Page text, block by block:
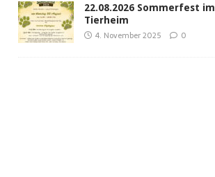
22.08.2026 Sommerfest im
Tierheim
4. November 2025 0